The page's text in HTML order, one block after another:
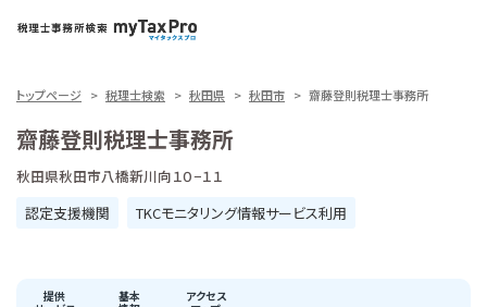
トップページ 税理士検索 秋田県 秋田市 齋藤登則税理士事務所
齋藤登則税理士事務所
秋田県秋田市八橋新川向１０−１１
認定支援機関
TKCモニタリング情報サービス利用
提供
基本
アクセス